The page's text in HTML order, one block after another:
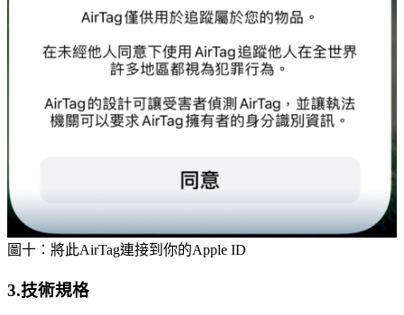
圖十：將此AirTag連接到你的Apple ID
3.技術規格